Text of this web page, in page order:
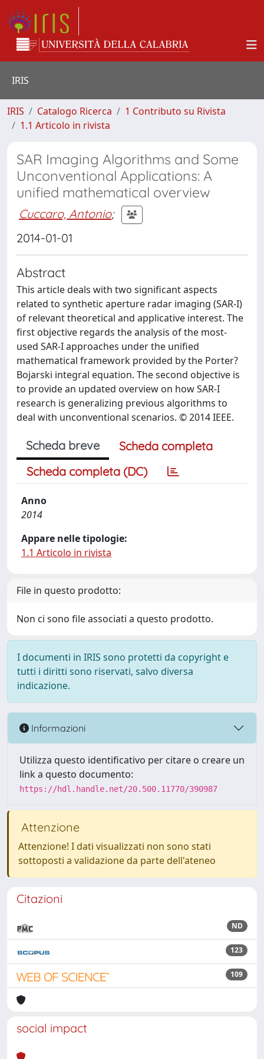
IRIS
IRIS Catalogo Ricerca
1 Contributo su Rivista
1.1 Articolo in rivista
SAR Imaging Algorithms and Some
Unconventional Applications: A
unified mathematical overview
Cuccaro, Antonio;
2014-01-01
Abstract
This article deals with two significant aspects
related to synthetic aperture radar imaging (SAR-I)
of relevant theoretical and applicative interest. The
first objective regards the analysis of the most-
used SAR-I approaches under the unified
mathematical framework provided by the Porter?
Bojarski integral equation. The second objective is
to provide an updated overview on how SAR-I
research is generalizing previous algorithms to
deal with unconventional scenarios. © 2014 IEEE.
Scheda breve
Scheda completa
Scheda completa (DC)
Anno
2014
Appare nelle tipologie:
1.1 Articolo in rivista
File in questo prodotto:
Non ci sono file associati a questo prodotto.
I documenti in IRIS sono protetti da copyright e
tutti i diritti sono riservati, salvo diversa
indicazione.
Informazioni
Utilizza questo identificativo per citare o creare un
link a questo documento:
https://hdl.handle.net/20.500.11770/390987
Attenzione
Attenzione! I dati visualizzati non sono stati
sottoposti a validazione da parte dell'ateneo
Citazioni
ND
123
109
social impact